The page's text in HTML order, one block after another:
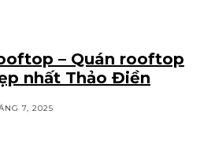
– Quán rooftop
nhất Thảo Điền
7, 2025